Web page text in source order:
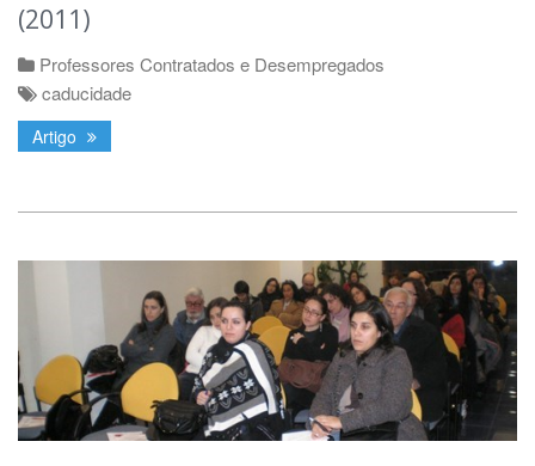
(2011)
Professores Contratados e Desempregados
caducidade
Artigo